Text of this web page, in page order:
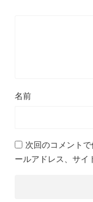
名前
次回のコメント
ールアドレス、サイ